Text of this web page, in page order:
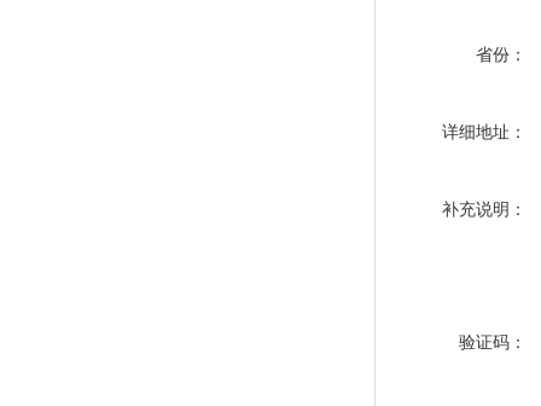
省份：
详细地址：
补充说明：
验证码：